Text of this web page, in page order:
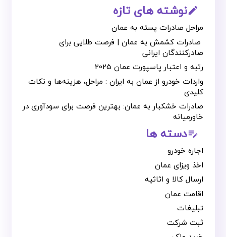
mode_edit_outlineنوشته های تازه
مراحل صادرات پسته به عمان
صادرات کشمش به عمان | فرصت طلایی برای
صادرکنندگان ایرانی
رتبه و اعتبار پاسپورت عمان 2025
واردات خودرو از عمان به ایران : مراحل، هزینه‌ها و نکات
کلیدی
صادرات خشکبار به عمان: بهترین فرصت برای سودآوری در
خاورمیانه
edit_noteدسته ها
اجاره خودرو
اخذ ویزای عمان
ارسال کالا و اثاثیه
اقامت عمان
تبلیغات
ثبت شرکت